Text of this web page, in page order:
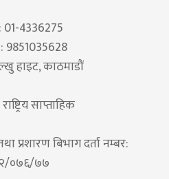
01-4336275
9851035628
हाइट, काठमाडौं
साप्ताहिक
प्रशारण बिभाग दर्ता नम्बर:
०७६/७७